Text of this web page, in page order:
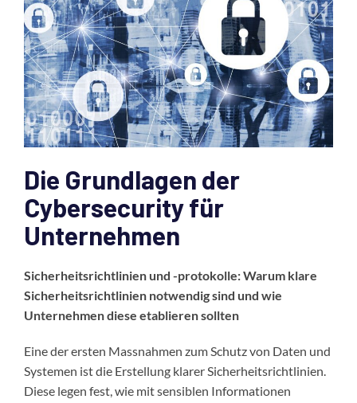
Die Grundlagen der
Cybersecurity für
Unternehmen
Sicherheitsrichtlinien und -protokolle: Warum klare
Sicherheitsrichtlinien notwendig sind und wie
Unternehmen diese etablieren sollten
Eine der ersten Massnahmen zum Schutz von Daten und
Systemen ist die Erstellung klarer Sicherheitsrichtlinien.
Diese legen fest, wie mit sensiblen Informationen